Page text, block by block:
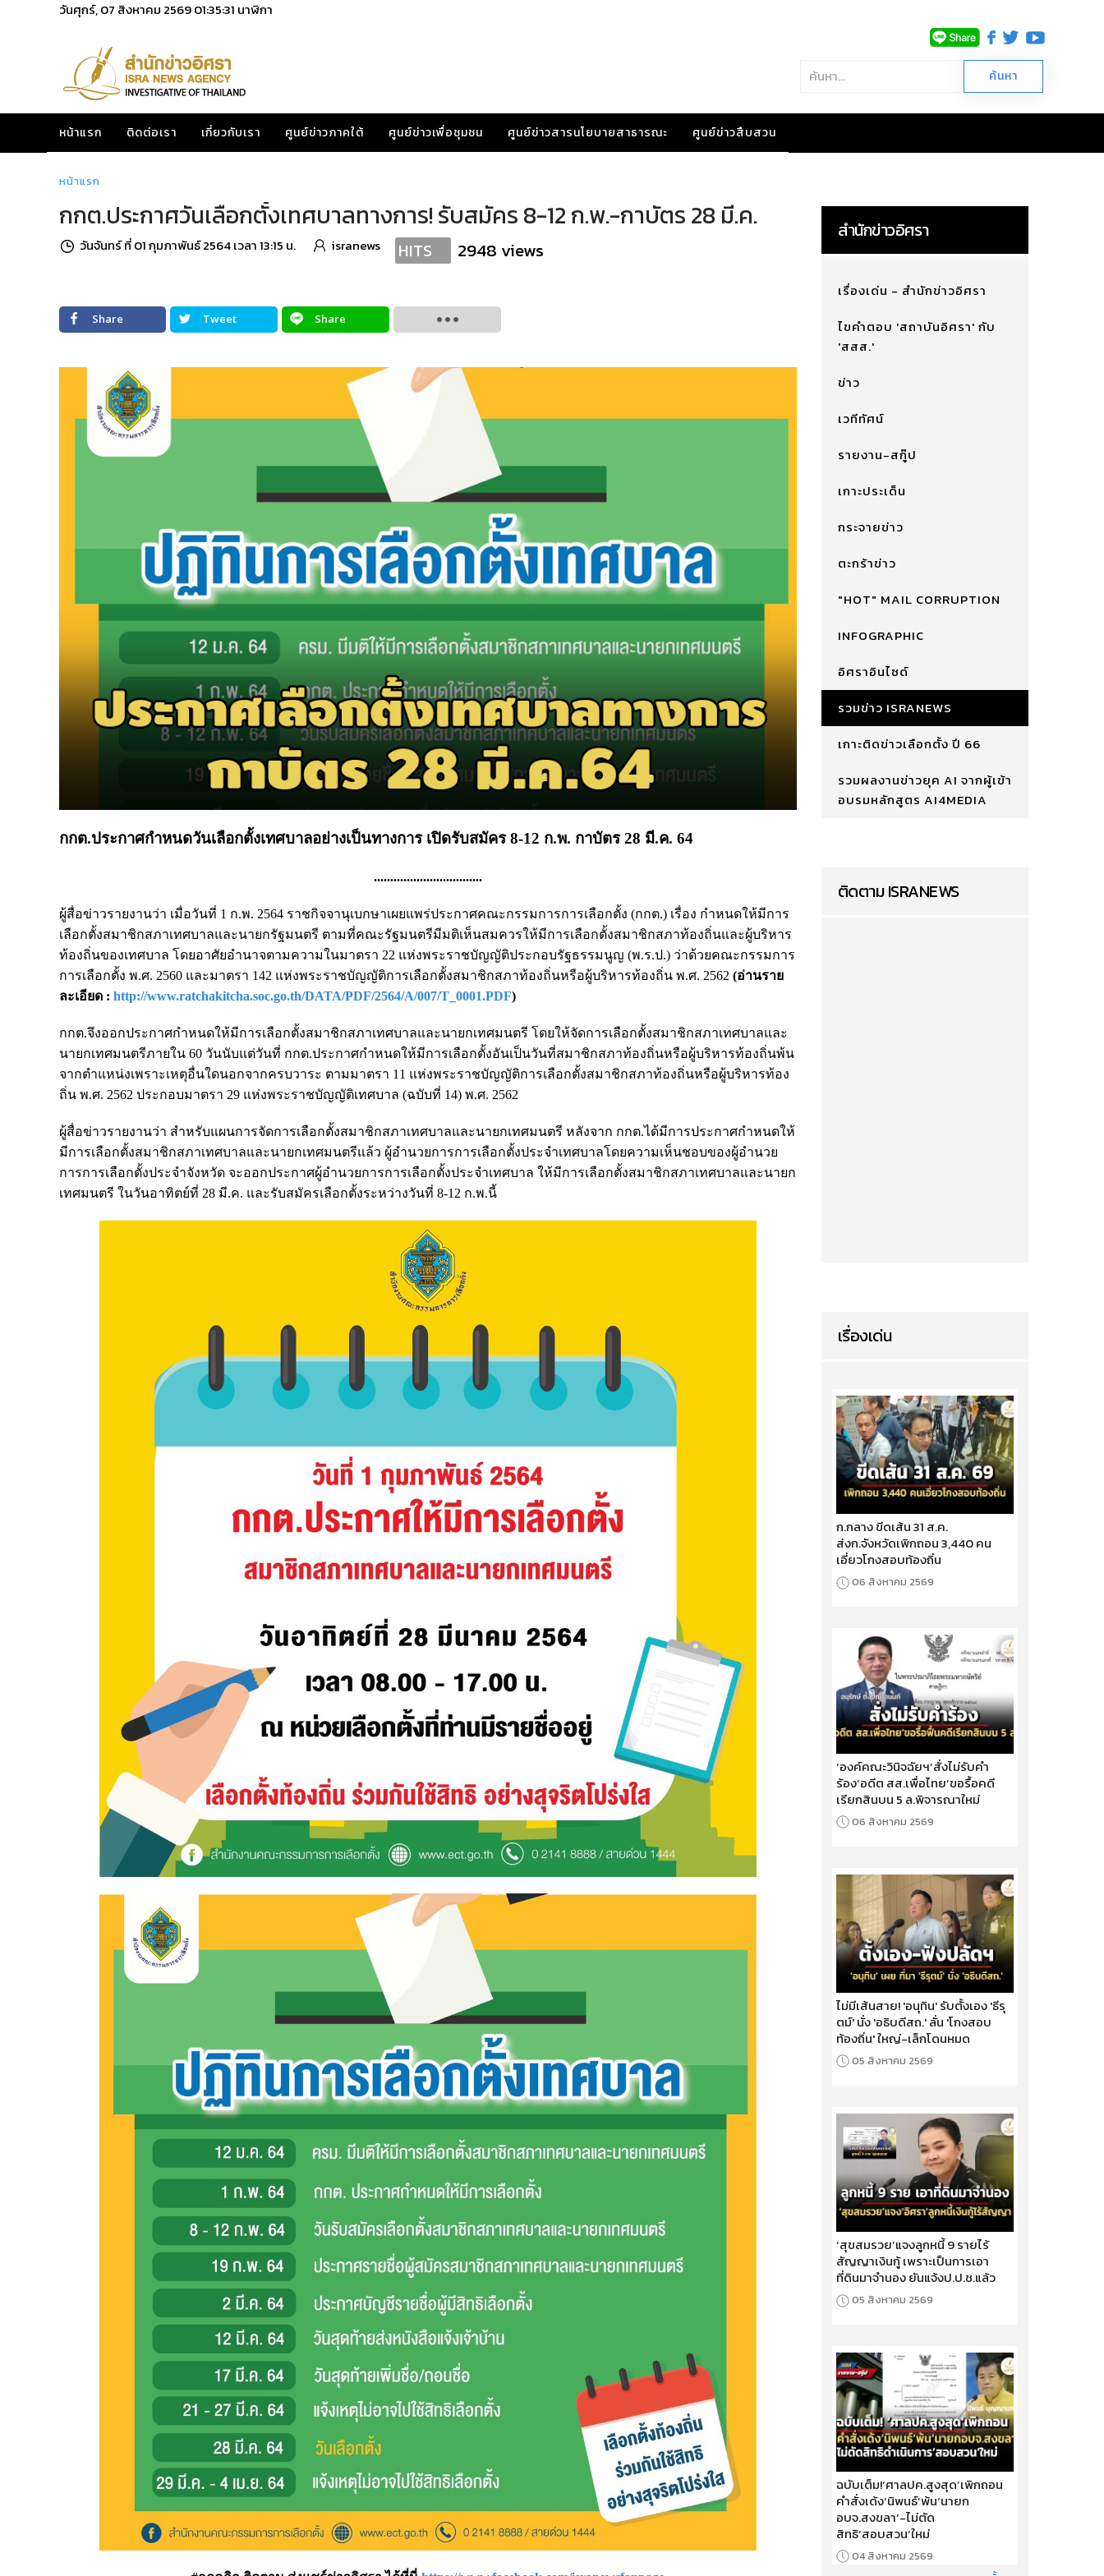
วันศุกร์, 07 สิงหาคม 256901:35:32นาฬิกา
หน้าแรก ติดต่อเรา เกี่ยวกับเรา ศูนย์ข่าวภาคใต้ ศูนย์ข่าวเพื่อชุมชน ศูนย์ข่าวสารนโยบายสาธารณะ ศูนย์ข่าวสืบสวน
หน้าแรก
กกต.ประกาศวันเลือกตั้งเทศบาลทางการ! รับสมัคร 8-12 ก.พ.-กาบัตร 28 มี.ค.
วันจันทร์ ที่ 01 กุมภาพันธ์ 2564 เวลา 13:15 น. isranews HITS 2948 views
Share Tweet Share
กกต.ประกาศกำหนดวันเลือกตั้งเทศบาลอย่างเป็นทางการ เปิดรับสมัคร 8-12 ก.พ. กาบัตร 28 มี.ค. 64
.................................
ผู้สื่อข่าวรายงานว่า เมื่อวันที่ 1 ก.พ. 2564 ราชกิจจานุเบกษาเผยแพร่ประกาศคณะกรรมการการเลือกตั้ง (กกต.) เรื่อง กำหนดให้มีการ
เลือกตั้งสมาชิกสภาเทศบาลและนายกรัฐมนตรี ตามที่คณะรัฐมนตรีมีมติเห็นสมควรให้มีการเลือกตั้งสมาชิกสภาท้องถิ่นและผู้บริหาร
ท้องถิ่นของเทศบาล โดยอาศัยอำนาจตามความในมาตรา 22 แห่งพระราชบัญญัติประกอบรัฐธรรมนูญ (พ.ร.ป.) ว่าด้วยคณะกรรมการ
การเลือกตั้ง พ.ศ. 2560 และมาตรา 142 แห่งพระราชบัญญัติการเลือกตั้งสมาชิกสภาท้องถิ่นหรือผู้บริหารท้องถิ่น พ.ศ. 2562 (อ่านราย
ละเอียด : http://www.ratchakitcha.soc.go.th/DATA/PDF/2564/A/007/T_0001.PDF)
กกต.จึงออกประกาศกำหนดให้มีการเลือกตั้งสมาชิกสภาเทศบาลและนายกเทศมนตรี โดยให้จัดการเลือกตั้งสมาชิกสภาเทศบาลและ
นายกเทศมนตรีภายใน 60 วันนับแต่วันที่ กกต.ประกาศกำหนดให้มีการเลือกตั้งอันเป็นวันที่สมาชิกสภาท้องถิ่นหรือผู้บริหารท้องถิ่นพ้น
จากตำแหน่งเพราะเหตุอื่นใดนอกจากครบวาระ ตามมาตรา 11 แห่งพระราชบัญญัติการเลือกตั้งสมาชิกสภาท้องถิ่นหรือผู้บริหารท้อง
ถิ่น พ.ศ. 2562 ประกอบมาตรา 29 แห่งพระราชบัญญัติเทศบาล (ฉบับที่ 14) พ.ศ. 2562
ผู้สื่อข่าวรายงานว่า สำหรับแผนการจัดการเลือกตั้งสมาชิกสภาเทศบาลและนายกเทศมนตรี หลังจาก กกต.ได้มีการประกาศกำหนดให้
มีการเลือกตั้งสมาชิกสภาเทศบาลและนายกเทศมนตรีแล้ว ผู้อำนวยการการเลือกตั้งประจำเทศบาลโดยความเห็นชอบของผู้อำนวย
การการเลือกตั้งประจำจังหวัด จะออกประกาศผู้อำนวยการการเลือกตั้งประจำเทศบาล ให้มีการเลือกตั้งสมาชิกสภาเทศบาลและนายก
เทศมนตรี ในวันอาทิตย์ที่ 28 มี.ค. และรับสมัครเลือกตั้งระหว่างวันที่ 8-12 ก.พ.นี้
สำนักข่าวอิศรา
เรื่องเด่น - สำนักข่าวอิศรา
ไขคำตอบ 'สถาบันอิศรา' กับ
'สสส.'
ข่าว
เวทีทัศน์
รายงาน-สกู๊ป
เกาะประเด็น
กระจายข่าว
ตะกร้าข่าว
"HOT" MAIL CORRUPTION
INFOGRAPHIC
อิศราอินไซด์
รวมข่าว ISRANEWS
เกาะติดข่าวเลือกตั้ง ปี 66
รวมผลงานข่าวยุค AI จากผู้เข้า
อบรมหลักสูตร AI4MEDIA
ติดตาม ISRANEWS
เรื่องเด่น
ก.กลาง ขีดเส้น 31 ส.ค.
ส่งก.จังหวัดเพิกถอน 3,440 คน
เอี่ยวโกงสอบท้องถิ่น
06 สิงหาคม 2569
‘องค์คณะวินิจฉัยฯ’สั่งไม่รับคำ
ร้อง‘อดีต สส.เพื่อไทย’ขอรื้อคดี
เรียกสินบน 5 ล.พิจารณาใหม่
06 สิงหาคม 2569
ไม่มีเส้นสาย! 'อนุทิน' รับตั้งเอง 'ธีรุ
ตม์' นั่ง 'อธิบดีสถ.' ลั่น 'โกงสอบ
ท้องถิ่น' ใหญ่-เล็กโดนหมด
05 สิงหาคม 2569
‘สุขสมรวย’แจงลูกหนี้ 9 รายไร้
สัญญาเงินกู้ เพราะเป็นการเอา
ที่ดินมาจำนอง ยันแจ้งป.ป.ช.แล้ว
05 สิงหาคม 2569
ฉบับเต็ม!‘ศาลปค.สูงสุด’เพิกถอน
คำสั่งเด้ง‘นิพนธ์’พ้น‘นายก
อบจ.สงขลา’-ไม่ตัด
สิทธิ‘สอบสวน’ใหม่
04 สิงหาคม 2569